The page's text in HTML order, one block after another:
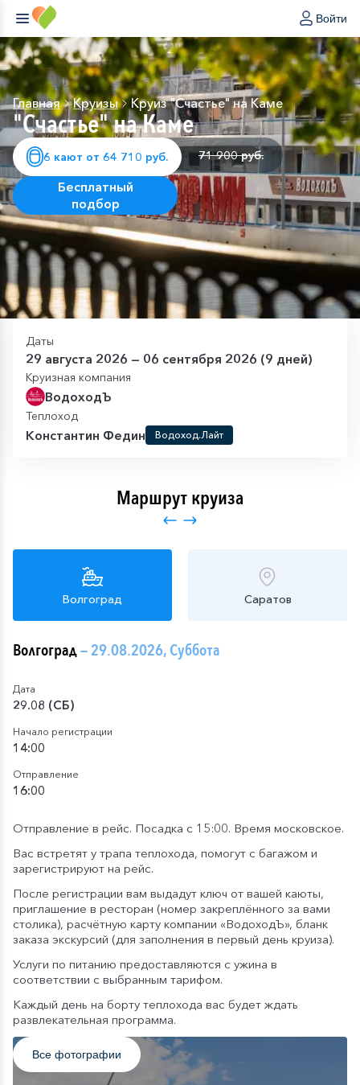
Войти
Главная Круизы Круиз "Счастье" на Каме
"Счастье" на Каме
6 кают от 64 710 руб. 71 900 руб.
Бесплатный
подбор
Даты
29 августа 2026 — 06 сентября 2026 (9 дней)
Круизная компания
ВодоходЪ
Теплоход
Константин Федин Водоход.Лайт
Маршрут круиза
Волгоград Саратов
Волгоград— 29.08.2026, Суббота
Дата
29.08 (СБ)
Начало регистрации
14:00
Отправление
16:00
Отправление в рейс. Посадка с 15:00. Время московское.
Вас встретят у трапа теплохода, помогут с багажом и
зарегистрируют на рейс.
После регистрации вам выдадут ключ от вашей каюты,
приглашение в ресторан (номер закреплённого за вами
столика), расчётную карту компании «ВодоходЪ», бланк
заказа экскурсий (для заполнения в первый день круиза).
Услуги по питанию предоставляются с ужина в
соответствии с выбранным тарифом.
Каждый день на борту теплохода вас будет ждать
развлекательная программа.
Все фотографии